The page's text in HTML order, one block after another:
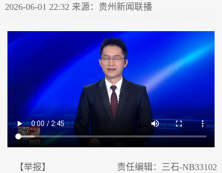
2026-06-01 22:32 来源：贵州新闻联播
【举报】 责任编辑：三石-NB33102